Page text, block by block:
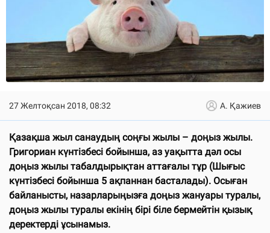
27 Желтоқсан 2018, 08:32 А. Қажиев
Қазақша жыл санаудың соңғы жылы – доңыз жылы.
Григориан күнтізбесі бойынша, аз уақытта дәл осы
доңыз жылы табалдырықтан аттағалы тұр (Шығыс
күнтізбесі бойынша 5 ақпаннан басталады). Осыған
байланысты, назарларыңызға доңыз жануары туралы,
доңыз жылы туралы екінің бірі біле бермейтін қызық
деректерді ұсынамыз.